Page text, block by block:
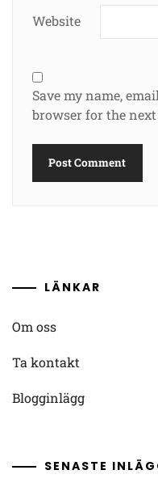
Website
Save my name,
browser for the
LÄNKAR
Om oss
Ta kontakt
Blogginlägg
SENASTE